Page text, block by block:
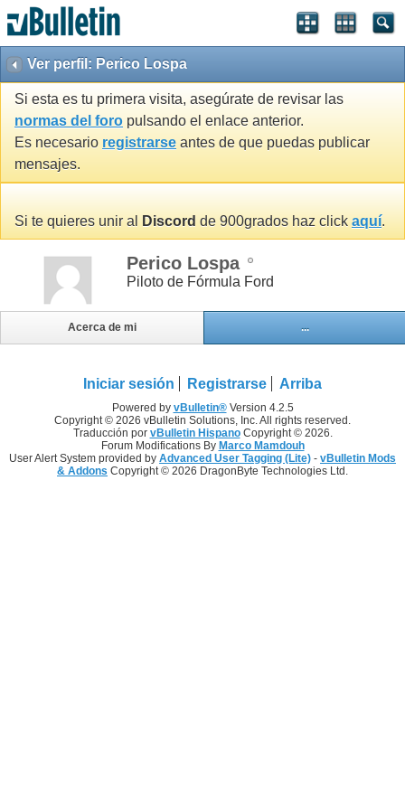
Ver perfil: Perico Lospa
Si esta es tu primera visita, asegúrate de revisar las
normas del foro pulsando el enlace anterior.
Es necesario registrarse antes de que puedas publicar
mensajes.
Si te quieres unir al Discord de 900grados haz click aquí.
Perico Lospa
Piloto de Fórmula Ford
Acerca de mi ...
Iniciar sesión Registrarse Arriba
Powered by vBulletin®Version 4.2.5
Copyright © 2026 vBulletin Solutions, Inc. All rights reserved.
Traducción por vBulletin HispanoCopyright © 2026.
Forum Modifications By Marco Mamdouh
User Alert System provided by Advanced User Tagging (Lite) - vBulletin Mods
& Addons Copyright © 2026 DragonByte Technologies Ltd.